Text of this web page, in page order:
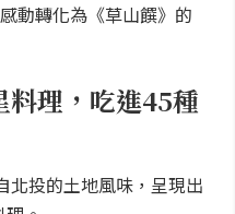
動轉化為《草山饌》的
料理，吃進45種
北投的土地風味，呈現出